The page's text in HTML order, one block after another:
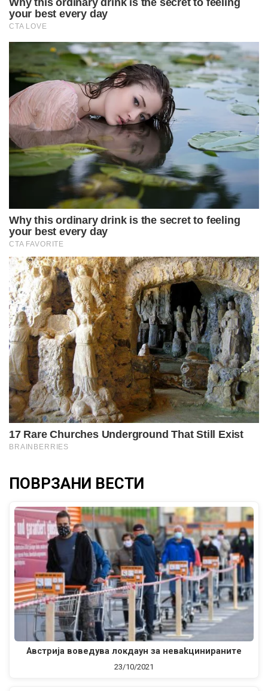
ПОВРЗАНИ ВЕСТИ
Австрија воведува локдаун за нeвakциниpaните
23/10/2021